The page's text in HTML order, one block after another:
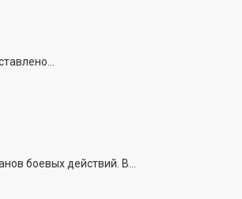
боевых действий. В...